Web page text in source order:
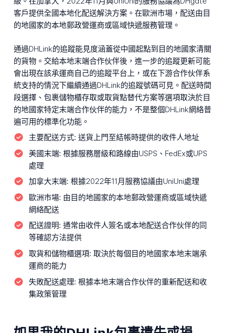
客戶提供全國本地化配送解決方案。在歐洲市場，配送由目
的地國家的本地郵政營運商或區域快遞服務管理。
通過DHLink的追蹤能見度涵蓋從中國起點到目的地國家清關
的貨物。交給本地末端合作伙伴後，進一步的追蹤更新可能
會出現在該承運商自己的追蹤平台上，或在下游合作伙伴系
統支持的情況下繼續通過DHLink的追蹤號碼可見。配送時間
段選擇、包裹儲物櫃存取或取貨點替代方案等選項取決於目
的地國家特定末端合作伙伴的能力，不是整個DHLink網絡普
遍可用的標準化功能。
主要配送方式: 送貨上門至結帳時提供的收件人地址
美國末端: 根據服務層級和路線由USPS、FedEx或UPS
處理
加拿大末端: 根據2022年11月服務協議由UniUni處理
歐洲市場: 由目的地國家的本地郵政營運商或區域快遞
網絡配送
配送證明: 通常由收件人簽名或本地配送合作伙伴的同
等確認方法提供
取貨和儲物櫃選項: 取決於每個目的地國家本地末端承
運商的能力
失敗配送處理: 根據本地末端合作伙伴的重新配送和收
集政策管理